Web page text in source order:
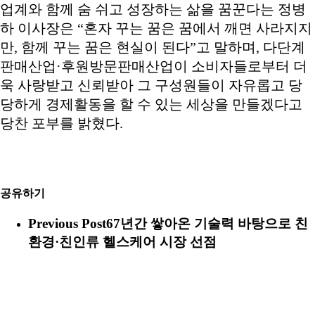
업계와 함께 숨 쉬고 성장하는 삶을 꿈꾼다는 정병
하 이사장은 “혼자 꾸는 꿈은 꿈에서 깨면 사라지지
만, 함께 꾸는 꿈은 현실이 된다”고 말하며, 다단계
판매산업·후원방문판매산업이 소비자들로부터 더
욱 사랑받고 신뢰받아 그 구성원들이 자유롭고 당
당하게 경제활동을 할 수 있는 세상을 만들겠다고
당찬 포부를 밝혔다.
공유하기
Previous Post67년간 쌓아온 기술력 바탕으로 친
환경·친인류 헬스케어 시장 선점